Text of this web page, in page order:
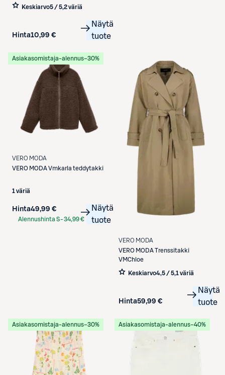
Keskiarvo5 / 5,2 väriä
Hinta10,99 €
Näytä
tuote
Asiakasomistaja-alennus−30%
VERO MODA
VERO MODAVmkarla teddytakki
1 väriä
Hinta49,99 €
Alennushinta S-34,99 €
Näytä
tuote
VERO MODA
VERO MODATrenssitakki
VMChloe
Keskiarvo4,5 / 5,1 väriä
Hinta59,99 €
Näytä
tuote
Asiakasomistaja-alennus−30% Asiakasomistaja-alennus−40%